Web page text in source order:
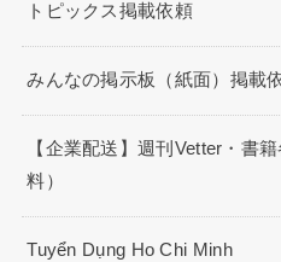
トピックス掲載依頼
みんなの掲示板（紙面）掲載
【企業配送】週刊Vetter・書
料）
Tuyển Dụng Ho Chi Minh